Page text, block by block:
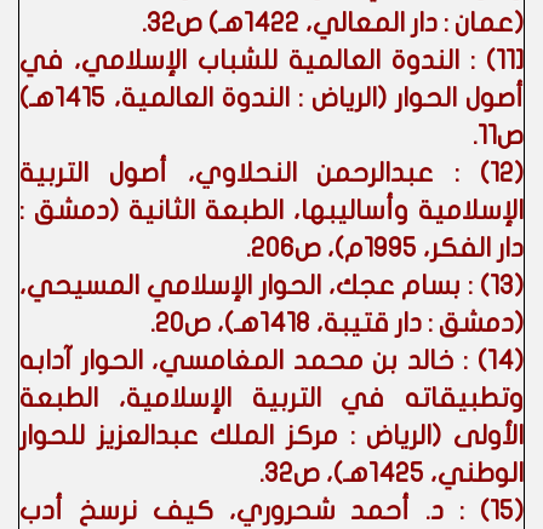
(عمان : دار المعالي، 1422هـ) ص32.
[11) : الندوة العالمية للشباب الإسلامي، في
أصول الحوار (الرياض : الندوة العالمية، 1415هـ)
ص11.
(12) : عبدالرحمن النحلاوي، أصول التربية
الإسلامية وأساليبها، الطبعة الثانية (دمشق :
دار الفكر، 1995م)، ص206.
(13) : بسام عجك، الحوار الإسلامي المسيحي،
(دمشق : دار قتيبة، 1418هـ)، ص20.
(14) : خالد بن محمد المغامسي، الحوار آدابه
وتطبيقاته في التربية الإسلامية، الطبعة
الأولى (الرياض : مركز الملك عبدالعزيز للحوار
الوطني، 1425هـ)، ص32.
(15) : د. أحمد شحروري، كيف نرسخ أدب